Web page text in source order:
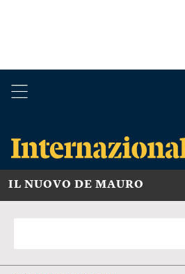
IL NUOVO DE MAURO